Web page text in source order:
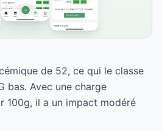
de 52, ce qui le classe
bas. Avec une charge
100g, il a un impact modéré